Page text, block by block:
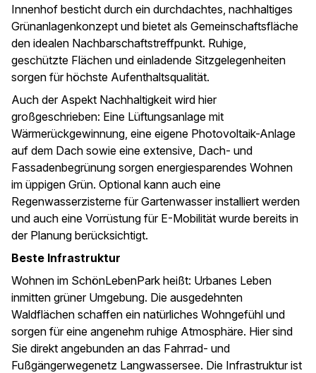
Innenhof besticht durch ein durchdachtes, nachhaltiges
Grünanlagenkonzept und bietet als Gemeinschaftsfläche
den idealen Nachbarschaftstreffpunkt. Ruhige,
geschützte Flächen und einladende Sitzgelegenheiten
sorgen für höchste Aufenthaltsqualität.
Auch der Aspekt Nachhaltigkeit wird hier
großgeschrieben: Eine Lüftungsanlage mit
Wärmerückgewinnung, eine eigene Photovoltaik-Anlage
auf dem Dach sowie eine extensive, Dach- und
Fassadenbegrünung sorgen energiesparendes Wohnen
im üppigen Grün. Optional kann auch eine
Regenwasserzisterne für Gartenwasser installiert werden
und auch eine Vorrüstung für E-Mobilität wurde bereits in
der Planung berücksichtigt.
Beste Infrastruktur
Wohnen im SchönLebenPark heißt: Urbanes Leben
inmitten grüner Umgebung. Die ausgedehnten
Waldflächen schaffen ein natürliches Wohngefühl und
sorgen für eine angenehm ruhige Atmosphäre. Hier sind
Sie direkt angebunden an das Fahrrad- und
Fußgängerwegenetz Langwassersee. Die Infrastruktur ist